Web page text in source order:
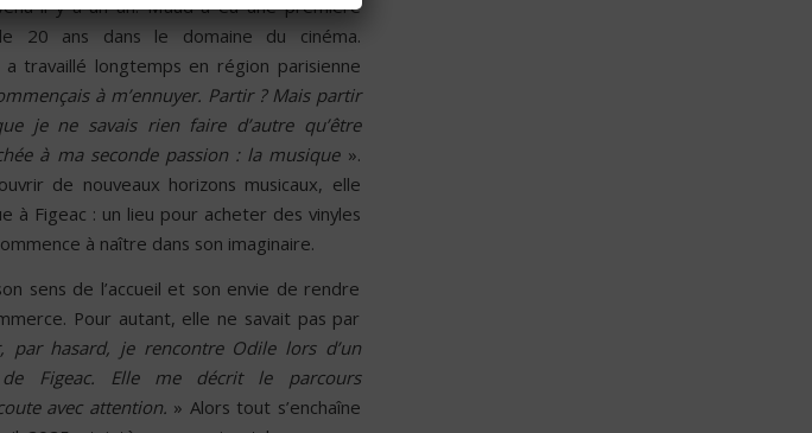
il y a un an. Maud a eu une première
20 ans dans le domaine du cinéma.
travaillé longtemps en région parisienne
à m’ennuyer. Partir ? Mais partir
je ne savais rien faire d’autre qu’être
à ma seconde passion : la musique».
de nouveaux horizons musicaux, elle
à Figeac : un lieu pour acheter des vinyles
à naître dans son imaginaire.
sens de l’accueil et son envie de rendre
Pour autant, elle ne savait pas par
par hasard, je rencontre Odile lors d’un
Figeac. Elle me décrit le parcours
avec attention. » Alors tout s’enchaîne